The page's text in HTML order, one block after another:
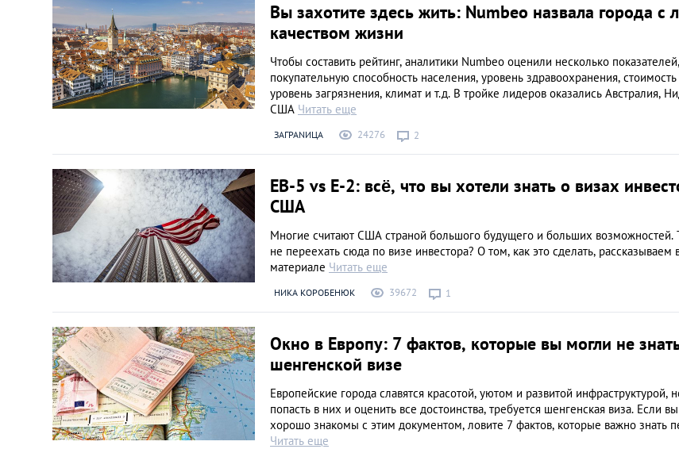
Вы захотите здесь жить: Numbeo назвала города с
качеством жизни
Чтобы составить рейтинг, аналитики Numbeo оценили несколько
покупательную способность населения, уровень здравоохранения,
уровень загрязнения, климат и т.д. В тройке лидеров оказались Австралия,
США Читать еще
ЗАГРАNИЦА 24276 2
EB-5 vs E-2: всё, что вы хотели знать о визах
США
Многие считают США страной большого будущего и больших возможностей.
не переехать сюда по визе инвестора? О том, как это сделать, рассказываем
материале Читать еще
НИКА КОРОБЕНЮК 39672 1
Окно в Европу: 7 фактов, которые вы могли не
шенгенской визе
Европейские города славятся красотой, уютом и развитой инфраструктурой,
попасть в них и оценить все достоинства, требуется шенгенская виза. Если
хорошо знакомы с этим документом, ловите 7 фактов, которые важно знать
Читать еще